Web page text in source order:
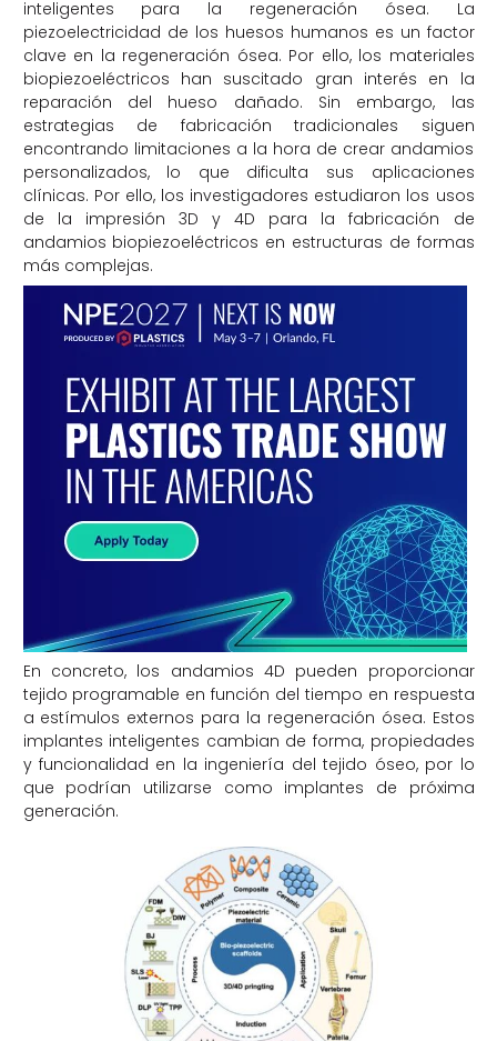
inteligentes para la regeneración ósea. La
piezoelectricidad de los huesos humanos es un factor
clave en la regeneración ósea. Por ello, los materiales
biopiezoeléctricos han suscitado gran interés en la
reparación del hueso dañado. Sin embargo, las
estrategias de fabricación tradicionales siguen
encontrando limitaciones a la hora de crear andamios
personalizados, lo que dificulta sus aplicaciones
clínicas. Por ello, los investigadores estudiaron los usos
de la impresión 3D y 4D para la fabricación de
andamios biopiezoeléctricos en estructuras de formas
más complejas.
En concreto, los andamios 4D pueden proporcionar
tejido programable en función del tiempo en respuesta
a estímulos externos para la regeneración ósea. Estos
implantes inteligentes cambian de forma, propiedades
y funcionalidad en la ingeniería del tejido óseo, por lo
que podrían utilizarse como implantes de próxima
generación.